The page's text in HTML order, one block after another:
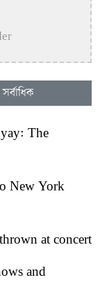
সর্বাধিক
The
New York
at concert
and